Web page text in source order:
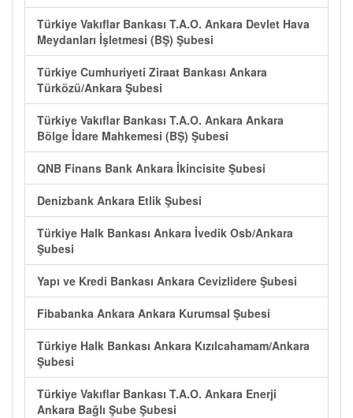
Türkiye Vakıflar Bankası T.A.O. Ankara Devlet Hava
Meydanları İşletmesi (BŞ) Şubesi
Türkiye Cumhuriyeti Ziraat Bankası Ankara
Türközü/Ankara Şubesi
Türkiye Vakıflar Bankası T.A.O. Ankara Ankara
Bölge İdare Mahkemesi (BŞ) Şubesi
QNB Finans Bank Ankara İkincisite Şubesi
Denizbank Ankara Etlik Şubesi
Türkiye Halk Bankası Ankara İvedik Osb/Ankara
Şubesi
Yapı ve Kredi Bankası Ankara Cevizlidere Şubesi
Fibabanka Ankara Ankara Kurumsal Şubesi
Türkiye Halk Bankası Ankara Kızılcahamam/Ankara
Şubesi
Türkiye Vakıflar Bankası T.A.O. Ankara Enerji
Ankara Bağlı Şube Şubesi